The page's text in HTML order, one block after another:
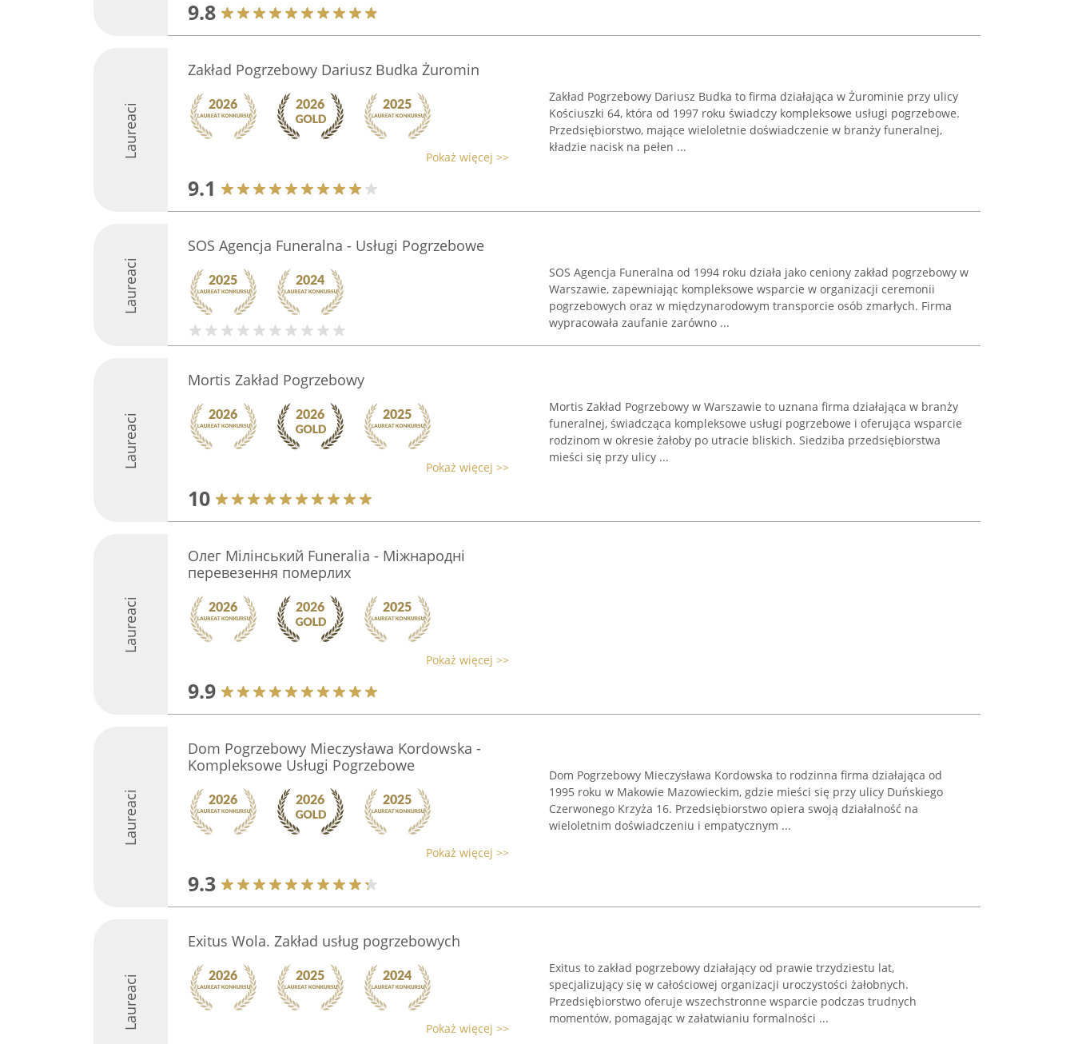
9.8
Laureaci
Zakład Pogrzebowy Dariusz Budka Żuromin
Pokaż więcej >>
9.1
Zakład Pogrzebowy Dariusz Budka to firma działająca w Żurominie przy ulicy
Kościuszki 64, która od 1997 roku świadczy kompleksowe usługi pogrzebowe.
Przedsiębiorstwo, mające wieloletnie doświadczenie w branży funeralnej,
kładzie nacisk na pełen ...
Laureaci
SOS Agencja Funeralna - Usługi Pogrzebowe
SOS Agencja Funeralna od 1994 roku działa jako ceniony zakład pogrzebowy w
Warszawie, zapewniając kompleksowe wsparcie w organizacji ceremonii
pogrzebowych oraz w międzynarodowym transporcie osób zmarłych. Firma
wypracowała zaufanie zarówno ...
Laureaci
Mortis Zakład Pogrzebowy
Pokaż więcej >>
10
Mortis Zakład Pogrzebowy w Warszawie to uznana firma działająca w branży
funeralnej, świadcząca kompleksowe usługi pogrzebowe i oferująca wsparcie
rodzinom w okresie żałoby po utracie bliskich. Siedziba przedsiębiorstwa
mieści się przy ulicy ...
Laureaci
Олег Мілінський Funeralia - Міжнародні
перевезення померлих
Pokaż więcej >>
9.9
Laureaci
Dom Pogrzebowy Mieczysława Kordowska -
Kompleksowe Usługi Pogrzebowe
Pokaż więcej >>
9.3
Dom Pogrzebowy Mieczysława Kordowska to rodzinna firma działająca od
1995 roku w Makowie Mazowieckim, gdzie mieści się przy ulicy Duńskiego
Czerwonego Krzyża 16. Przedsiębiorstwo opiera swoją działalność na
wieloletnim doświadczeniu i empatycznym ...
Laureaci
Exitus Wola. Zakład usług pogrzebowych
Pokaż więcej >>
Exitus to zakład pogrzebowy działający od prawie trzydziestu lat,
specjalizujący się w całościowej organizacji uroczystości żałobnych.
Przedsiębiorstwo oferuje wszechstronne wsparcie podczas trudnych
momentów, pomagając w załatwianiu formalności ...